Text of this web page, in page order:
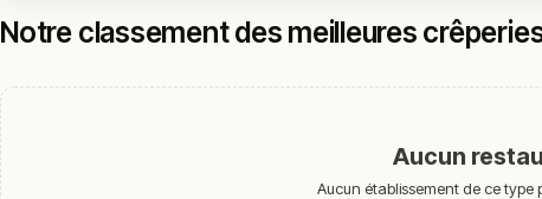
Notre classement des meilleures
Aucun
Aucun établissement de ce type